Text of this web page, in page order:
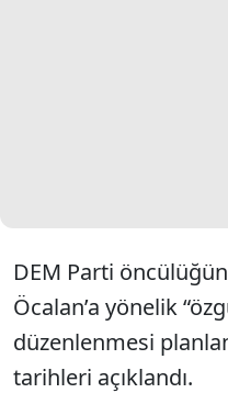
DEM Parti
Öcalan’a yönelik
düzenlenmesi
tarihleri açıklandı.